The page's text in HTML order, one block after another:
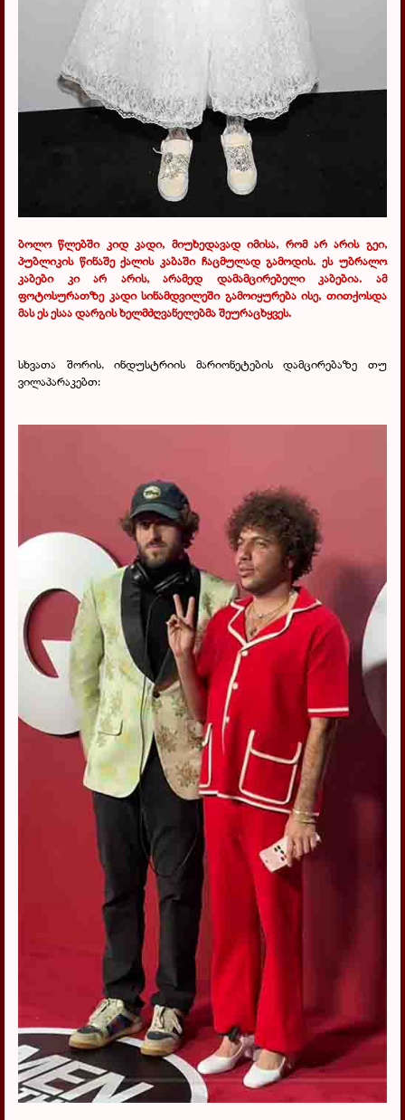
ბოლო წლებში კიდ კადი, მიუხედავად იმისა, რომ არ არის გეი,
პუბლიკის წინაშე ქალის კაბაში ჩაცმულად გამოდის. ეს უბრალო
კაბები კი არ არის, არამედ დამამცირებელი კაბებია. ამ
ფოტოსურათზე კადი სინამდვილეში გამოიყურება ისე, თითქოსდა
მას ეს ესაა დარგის ხელმძღვანელებმა შეურაცხყვეს.
სხვათა შორის, ინდუსტრიის მარიონეტების დამცირებაზე თუ
ვილაპარაკებთ: